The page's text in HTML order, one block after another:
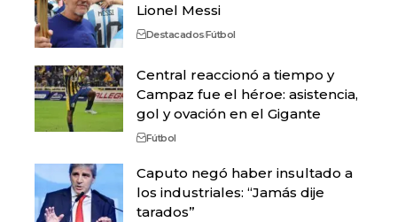
Lionel Messi
DestacadosFútbol
Central reaccionó a tiempo y
Campaz fue el héroe: asistencia,
gol y ovación en el Gigante
Fútbol
Caputo negó haber insultado a
los industriales: “Jamás dije
tarados”